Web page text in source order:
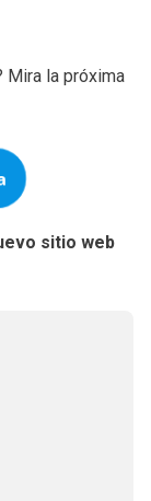
Mira la próxima
sitio web